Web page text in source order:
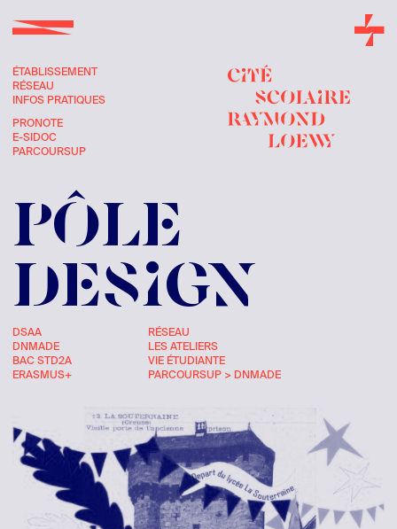
ÉTABLISSEMENT
RÉSEAU
INFOS PRATIQUES
PRONOTE
E-SIDOC
PARCOURSUP
PÔLE
DESIGN
DSAA
DNMADE
BAC STD2A
ERASMUS+
RÉSEAU
LES ATELIERS
VIE ÉTUDIANTE
PARCOURSUP > DNMADE